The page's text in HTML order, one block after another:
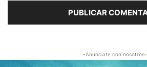
-Anúnciate con nosotros-